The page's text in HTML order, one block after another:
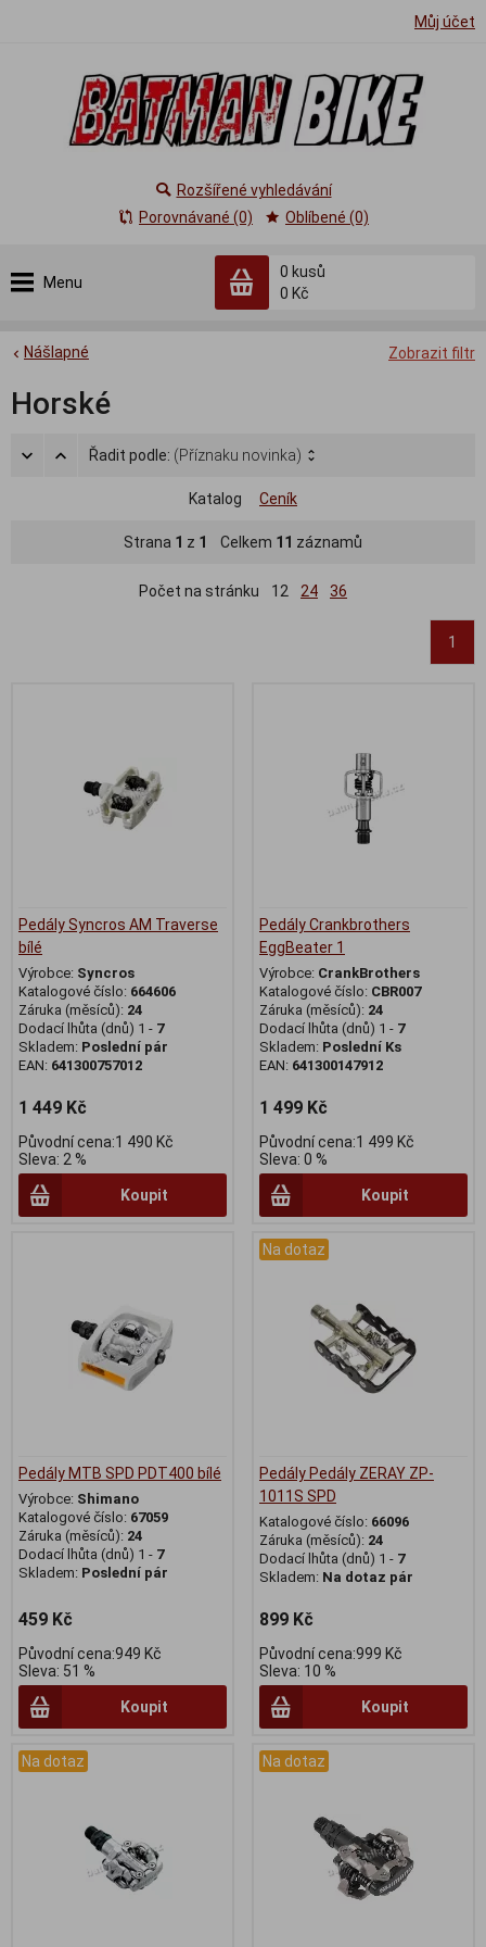
Můj účet
Menu
0 kusů
0 Kč
Rozšířené vyhledávání
Porovnávané (0)
Oblíbené (0)
Zobrazit filtr
Nášlapné
Horské
Řadit podle: (Příznaku novinka)
Katalog Ceník
Strana 1 z 1 Celkem 11 záznamů
Počet na stránku 12 24 36
1
Pedály Syncros AM Traverse
bílé
Výrobce: Syncros
Katalogové číslo: 664606
Záruka (měsíců): 24
Dodací lhůta (dnů) 1 - 7
Skladem: Poslední pár
EAN: 641300757012
1 449 Kč
Původní cena:1 490 Kč
Sleva: 2 %
Koupit
Pedály Crankbrothers
EggBeater 1
Výrobce: CrankBrothers
Katalogové číslo: CBR007
Záruka (měsíců): 24
Dodací lhůta (dnů) 1 - 7
Skladem: Poslední Ks
EAN: 641300147912
1 499 Kč
Původní cena:1 499 Kč
Sleva: 0 %
Koupit
Pedály MTB SPD PDT400 bílé
Výrobce: Shimano
Katalogové číslo: 67059
Záruka (měsíců): 24
Dodací lhůta (dnů) 1 - 7
Skladem: Poslední pár
459 Kč
Původní cena:949 Kč
Sleva: 51 %
Koupit
Na dotaz
Pedály Pedály ZERAY ZP-
1011S SPD
Katalogové číslo: 66096
Záruka (měsíců): 24
Dodací lhůta (dnů) 1 - 7
Skladem: Na dotaz pár
899 Kč
Původní cena:999 Kč
Sleva: 10 %
Koupit
Na dotaz Na dotaz